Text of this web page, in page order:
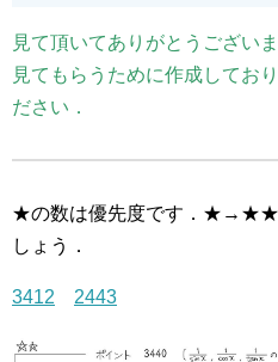
見て頂いてありがとうございま
見てもらうために作成してお
ださい．
★の数は優先度です．
しょう．
3412 2443